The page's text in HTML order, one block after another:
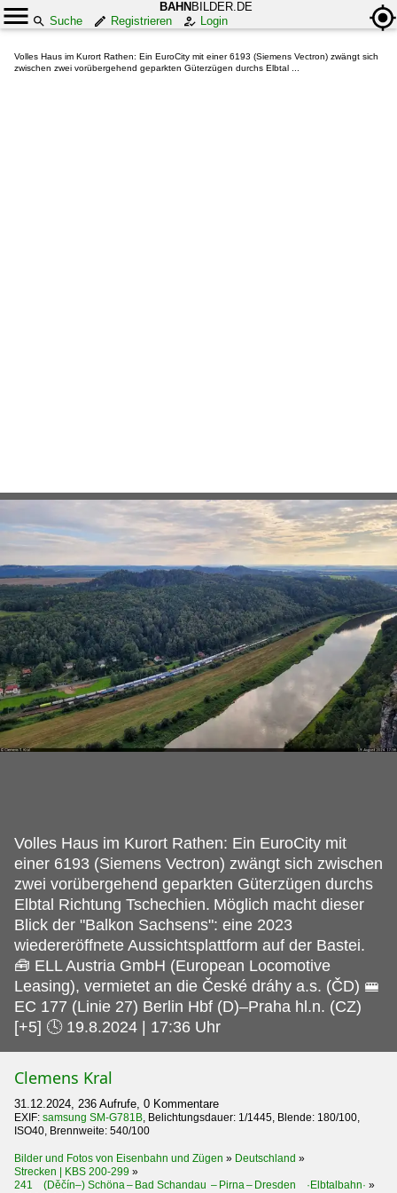
BAHN BILDER.DE
Suche
Registrieren Login
Volles Haus im Kurort Rathen: Ein EuroCity mit einer 6193 (Siemens Vectron) zwängt sich
zwischen zwei vorübergehend geparkten Güterzügen durchs Elbtal ...
Volles Haus im Kurort Rathen: Ein EuroCity mit
einer 6193 (Siemens Vectron) zwängt sich zwischen
zwei vorübergehend geparkten Güterzügen durchs
Elbtal Richtung Tschechien. Möglich macht dieser
Blick der "Balkon Sachsens": eine 2023
wiedereröffnete Aussichtsplattform auf der Bastei.
🧰 ELL Austria GmbH (European Locomotive
Leasing), vermietet an die České dráhy a.s. (ČD) 🚝
EC 177 (Linie 27) Berlin Hbf (D)–Praha hl.n. (CZ)
[+5] 🕓 19.8.2024 | 17:36 Uhr
Clemens Kral
31.12.2024, 236 Aufrufe, 0 Kommentare
EXIF: samsung SM-G781B, Belichtungsdauer: 1/1445, Blende: 180/100,
ISO40, Brennweite: 540/100
Bilder und Fotos von Eisenbahn und Zügen » Deutschland »
Strecken | KBS 200-299 »
241 (Děčín–) Schöna – Bad Schandau – Pirna – Dresden ·Elbtalbahn· »